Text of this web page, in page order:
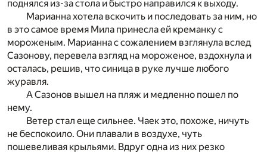
поднялся из-за стола и быстро направился к выходу.
Марианна хотела вскочить и последовать за ним, но
в это самое время Мила принесла ей креманку с
мороженым. Марианна с сожалением взглянула вслед
Сазонову, перевела взгляд на мороженое, вздохнула и
осталась, решив, что синица в руке лучше любого
журавля.
А Сазонов вышел на пляж и медленно пошел по
нему.
Ветер стал еще сильнее. Чаек это, похоже, ничуть
не беспокоило. Они плавали в воздухе, чуть
пошевеливая крыльями. Вдруг одна из них резко